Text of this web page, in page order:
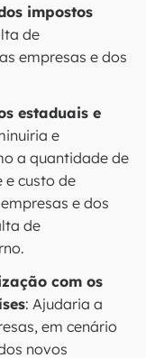
impostos
de
empresas e dos
estaduais e
e
a quantidade de
custo de
e dos
de
com os
: Ajudaria a
em cenário
novos